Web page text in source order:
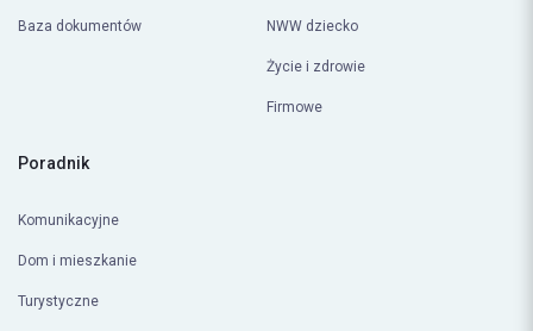
Baza dokumentów NWW dziecko
Życie i zdrowie
Firmowe
Poradnik
Komunikacyjne
Dom i mieszkanie
Turystyczne